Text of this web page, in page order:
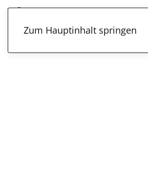
Zum Hauptinhalt springen